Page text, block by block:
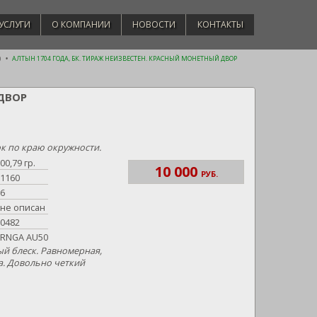
О КОМПАНИИ НОВОСТИ КОНТАКТЫ
АЛТЫН 1704 ГОДА, БК. ТИРАЖ НЕИЗВЕСТЕН. КРАСНЫЙ МОНЕТНЫЙ ДВОР
по краю окружности.
00,79 гр.
1160
6
не описан
0482
RNGA AU50
блеск. Равномерная,
Довольно четкий
10 000 РУБ.